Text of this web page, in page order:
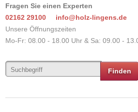
Fragen Sie einen Experten
02162 29100
info@holz-lingens.de
Unsere Öffnungszeiten
Mo-Fr: 08.00 - 18.00 Uhr & Sa: 09.00 -